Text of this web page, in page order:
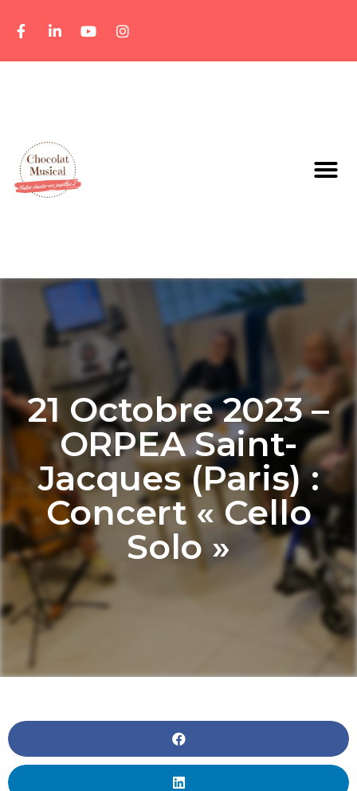
21 Octobre 2023 –
ORPEA Saint-
Jacques (Paris) :
Concert « Cello
Solo »